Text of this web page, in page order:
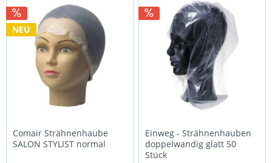
NEU
Comair Strähnenhaube
SALON STYLIST normal
Einweg - Strähnenhauben
doppelwandig glatt 50
Stück